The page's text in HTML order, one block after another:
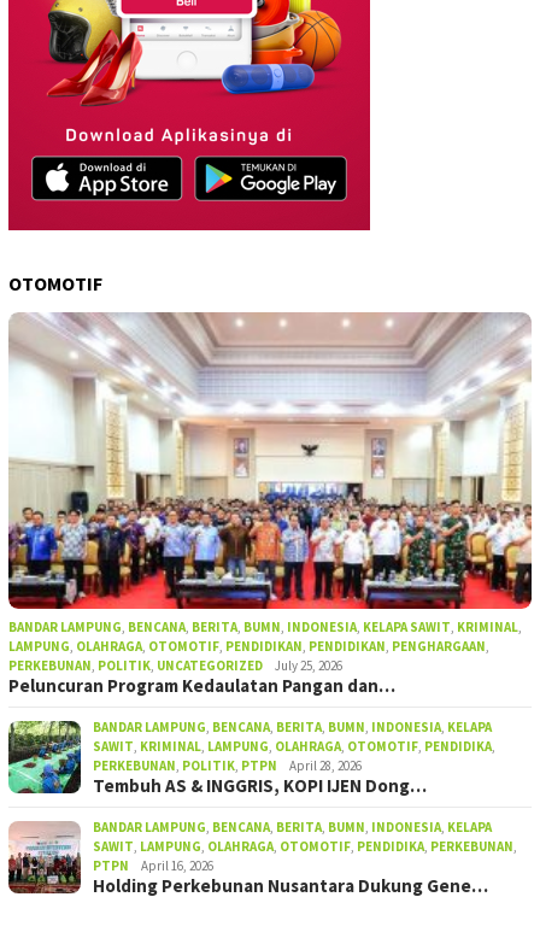
OTOMOTIF
BANDAR LAMPUNG, BENCANA, BERITA, BUMN, INDONESIA, KELAPA SAWIT, KRIMINAL,
LAMPUNG, OLAHRAGA, OTOMOTIF, PENDIDIKAN, PENDIDIKAN, PENGHARGAAN,
PERKEBUNAN, POLITIK, UNCATEGORIZED July 25, 2026
Peluncuran Program Kedaulatan Pangan dan…
BANDAR LAMPUNG, BENCANA, BERITA, BUMN, INDONESIA, KELAPA
SAWIT, KRIMINAL, LAMPUNG, OLAHRAGA, OTOMOTIF, PENDIDIKA,
PERKEBUNAN, POLITIK, PTPN April 28, 2026
Tembuh AS & INGGRIS, KOPI IJEN Dong…
BANDAR LAMPUNG, BENCANA, BERITA, BUMN, INDONESIA, KELAPA
SAWIT, LAMPUNG, OLAHRAGA, OTOMOTIF, PENDIDIKA, PERKEBUNAN,
PTPN
April 16, 2026
Holding Perkebunan Nusantara Dukung Gene…